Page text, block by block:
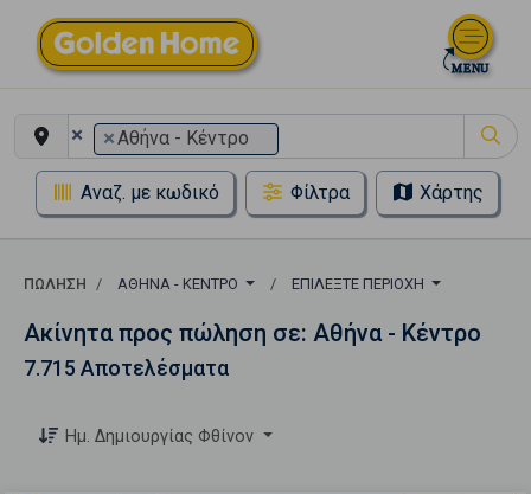
× ×Αθήνα - Κέντρο
Αναζ. με κωδικό Φίλτρα Χάρτης
ΠΏΛΗΣΗ ΑΘΉΝΑ - ΚΈΝΤΡΟ ΕΠΙΛΈΞΤΕ ΠΕΡΙΟΧΉ
Ακίνητα προς πώληση σε: Αθήνα - Κέντρο
7.715 Αποτελέσματα
Ημ. Δημιουργίας Φθίνον